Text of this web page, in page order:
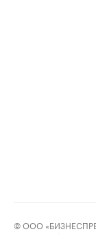
© ООО